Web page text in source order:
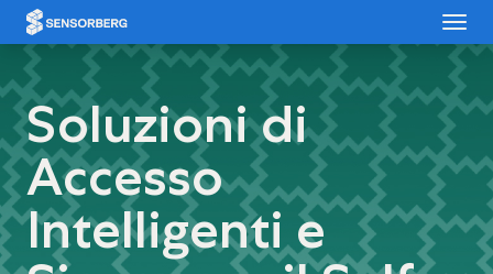
Pannello di gestione dei cookies
Soluzioni di
Accesso
Intelligenti e